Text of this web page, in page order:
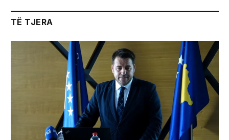
TË TJERA